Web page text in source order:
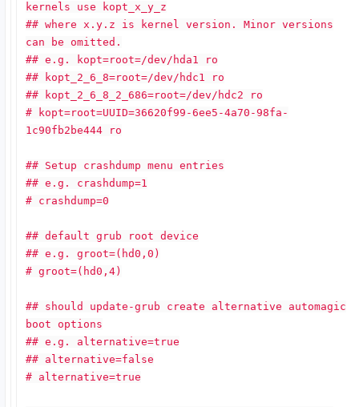
kernels use kopt_x_y_z
## where x.y.z is kernel version. Minor versions
can be omitted.
## e.g. kopt=root=/dev/hda1 ro
## kopt_2_6_8=root=/dev/hdc1 ro
## kopt_2_6_8_2_686=root=/dev/hdc2 ro
# kopt=root=UUID=36620f99-6ee5-4a70-98fa-
1c90fb2be444 ro
## Setup crashdump menu entries
## e.g. crashdump=1
# crashdump=0
## default grub root device
## e.g. groot=(hd0,0)
# groot=(hd0,4)
## should update-grub create alternative automagic
boot options
## e.g. alternative=true
## alternative=false
# alternative=true